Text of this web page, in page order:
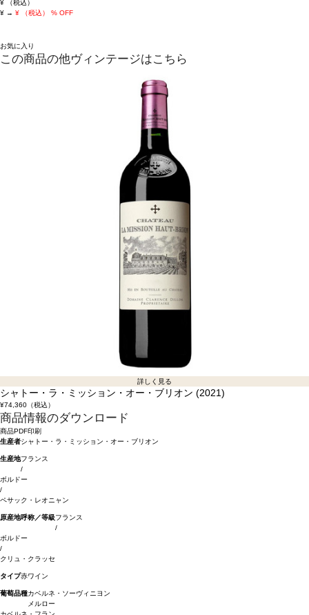
¥
（税込）
¥ → ¥ （税込） % OFF
お気に入り
この商品の他ヴィンテージはこちら
詳しく見る
シャトー・ラ・ミッション・オー・ブリオン (2021)
¥74,360（税込）
商品情報のダウンロード
商品PDF印刷
生産者シャトー・ラ・ミッション・オー・ブリオン
生産地フランス
/
ボルドー
/
ペサック・レオニャン
原産地呼称／等級フランス
/
ボルドー
/
クリュ・クラッセ
タイプ赤ワイン
葡萄品種カベルネ・ソーヴィニヨン
メルロー